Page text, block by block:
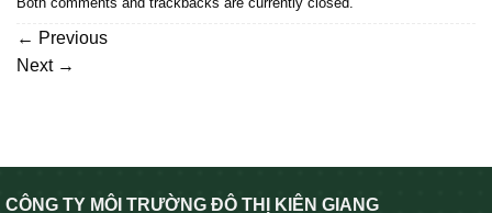
← Previous
Next →
CÔNG TY MÔI TRƯỜNG ĐÔ THỊ KIÊN GIANG